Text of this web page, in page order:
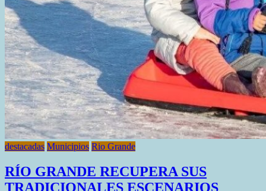
destacadas Municipios Rio Grande
RÍO GRANDE RECUPERA SUS
TRADICIONALES ESCENARIOS